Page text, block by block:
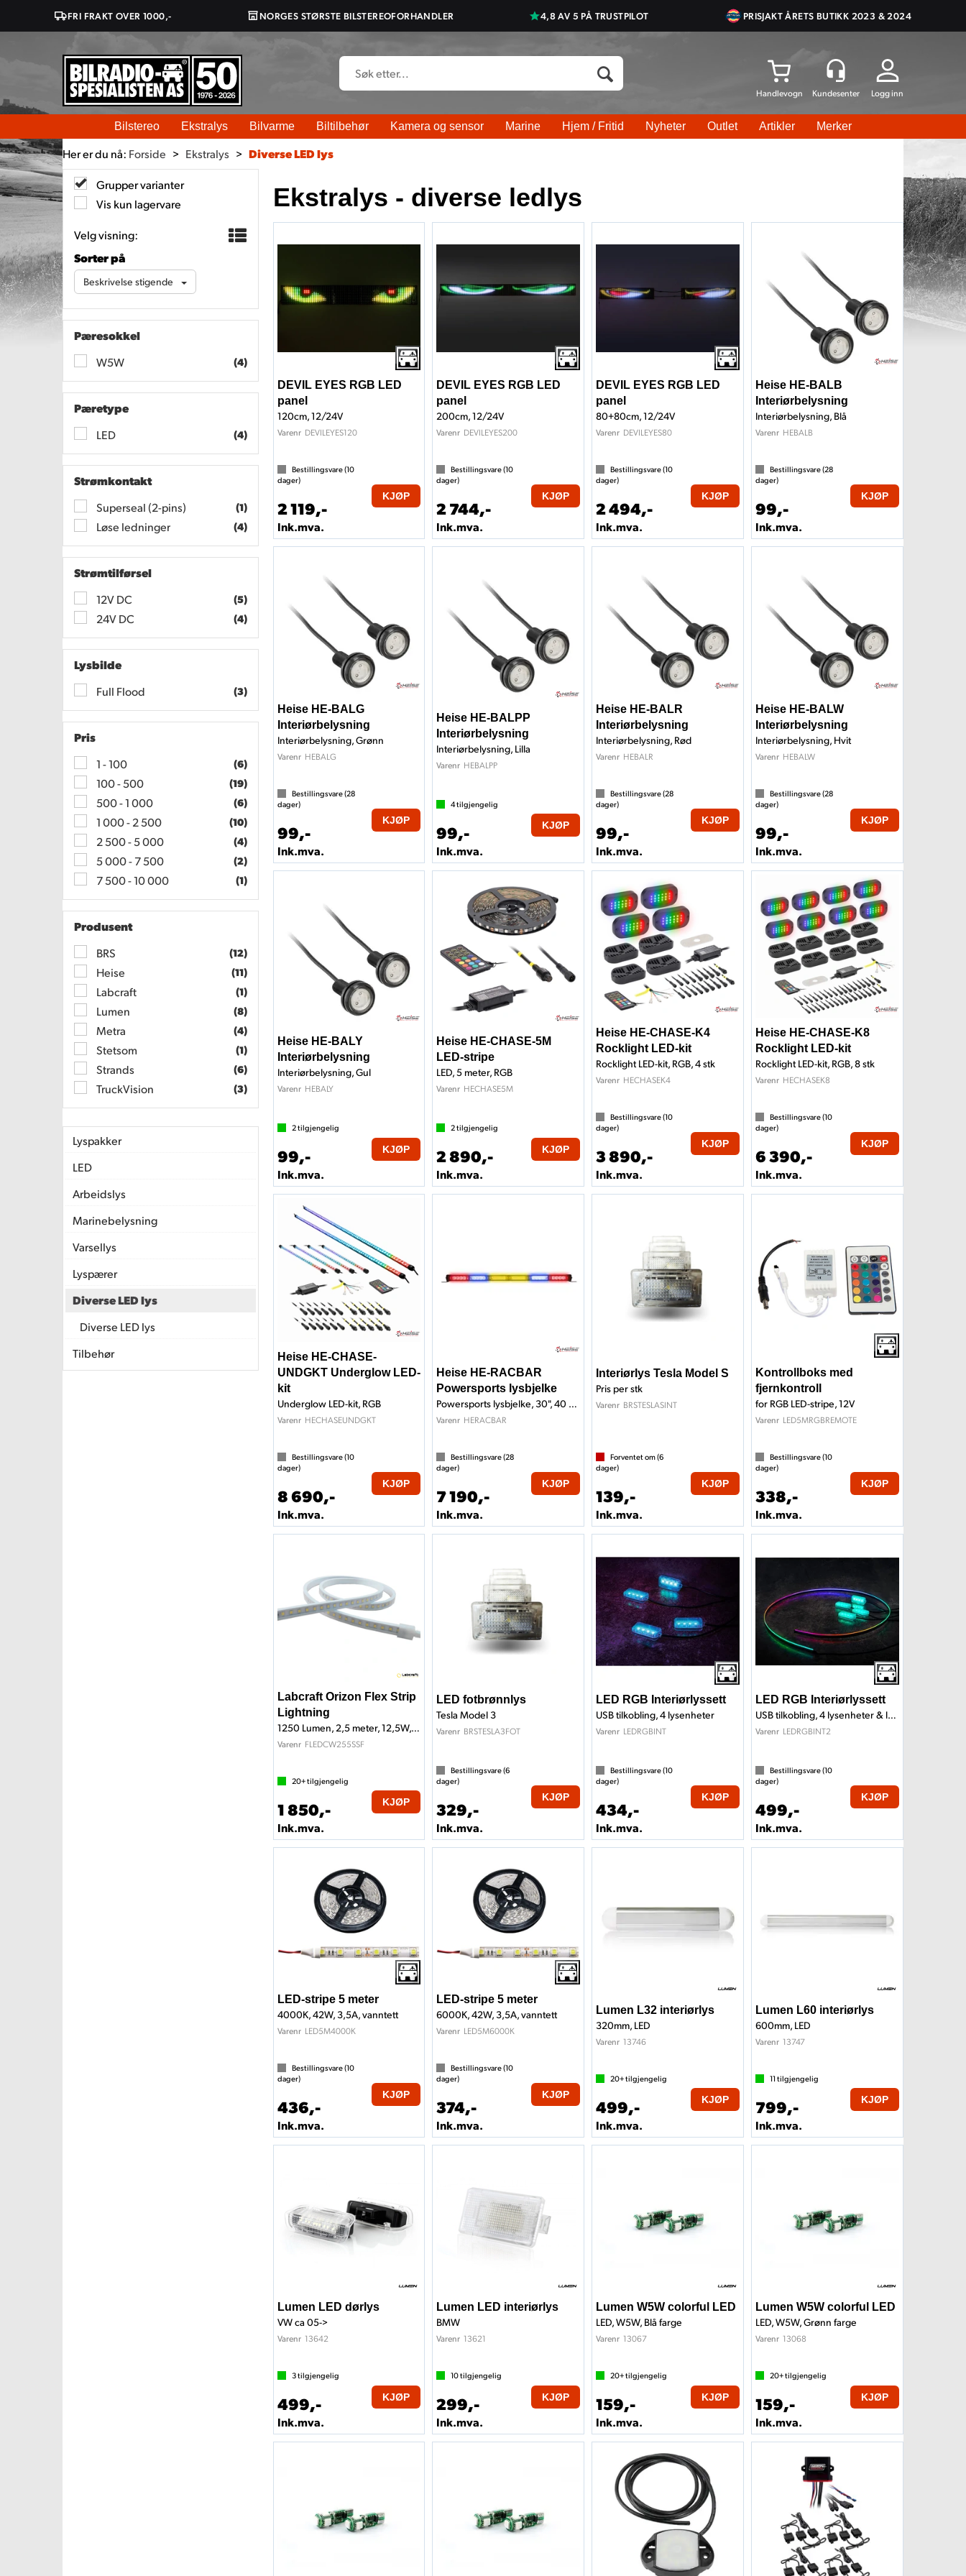
FRI FRAKT OVER 1000,- NORGES STØRSTE BILSTEREOFORHANDLER 4,8 AV 5 PÅ TRUSTPILOT PRISJAKT ÅRETS BUTIKK 2023 & 2024
Logg inn
Bilstereo Ekstralys Bilvarme Biltilbehør Kamera og sensor Marine Hjem / Fritid Nyheter Outlet Artikler Merker
Her er du nå: Forside > Ekstralys > Diverse LED lys
Grupper varianter
Vis kun lagervare
Velg visning:
Sorter på
Beskrivelse stigende
Pæresokkel
W5W
(4)
Pæretype
LED
(4)
Strømkontakt
Superseal (2-pins)
(1)
Løse ledninger (4)
Strømtilførsel
12V DC
(5)
24V DC (4)
Lysbilde
Full Flood
(3)
Pris
1 - 100
(6)
100 - 500 (19)
500 - 1 000 (6)
1 000 - 2 500 (10)
2 500 - 5 000 (4)
5 000 - 7 500 (2)
7 500 - 10 000 (1)
Produsent
BRS
(12)
Heise (11)
Labcraft (1)
Lumen (8)
Metra (4)
Stetsom (1)
Strands (6)
TruckVision (3)
Lyspakker
LED
Arbeidslys
Marinebelysning
Varsellys
Lyspærer
Diverse LED lys
Diverse LED lys
Tilbehør
Ekstralys - diverse ledlys
DEVIL EYES RGB LED
panel
120cm, 12/24V
Varenr DEVILEYES120
Bestillingsvare (10
dager)
2 119,-
Ink.mva.
KJØP
DEVIL EYES RGB LED
panel
200cm, 12/24V
Varenr DEVILEYES200
Bestillingsvare (10
dager)
2 744,-
Ink.mva.
KJØP
DEVIL EYES RGB LED
panel
80+80cm, 12/24V
Varenr DEVILEYES80
Bestillingsvare (10
dager)
2 494,-
Ink.mva.
KJØP
Heise HE-BALB
Interiørbelysning
Interiørbelysning, Blå
Varenr HEBALB
Bestillingsvare (28
dager)
99,-
Ink.mva.
KJØP
Heise HE-BALG
Interiørbelysning
Interiørbelysning, Grønn
Varenr HEBALG
Bestillingsvare (28
dager)
99,-
Ink.mva.
KJØP
Heise HE-BALPP
Interiørbelysning
Interiørbelysning, Lilla
Varenr HEBALPP
4tilgjengelig
99,-
Ink.mva.
KJØP
Heise HE-BALR
Interiørbelysning
Interiørbelysning, Rød
Varenr HEBALR
Bestillingsvare (28
dager)
99,-
Ink.mva.
KJØP
Heise HE-BALW
Interiørbelysning
Interiørbelysning, Hvit
Varenr HEBALW
Bestillingsvare (28
dager)
99,-
Ink.mva.
KJØP
Heise HE-BALY
Interiørbelysning
Interiørbelysning, Gul
Varenr HEBALY
2tilgjengelig
99,-
Ink.mva.
KJØP
Heise HE-CHASE-5M
LED-stripe
LED, 5 meter, RGB
Varenr HECHASE5M
2tilgjengelig
2 890,-
Ink.mva.
KJØP
Heise HE-CHASE-K4
Rocklight LED-kit
Rocklight LED-kit, RGB, 4 stk
Varenr HECHASEK4
Bestillingsvare (10
dager)
3 890,-
Ink.mva.
KJØP
Heise HE-CHASE-K8
Rocklight LED-kit
Rocklight LED-kit, RGB, 8 stk
Varenr HECHASEK8
Bestillingsvare (10
dager)
6 390,-
Ink.mva.
KJØP
Heise HE-CHASE-
UNDGKT Underglow LED-
kit
Underglow LED-kit, RGB
Varenr HECHASEUNDGKT
Bestillingsvare (10
dager)
8 690,-
Ink.mva.
KJØP
Heise HE-RACBAR
Powersports lysbjelke
Powersports lysbjelke, 30", 40 Led
Varenr HERACBAR
Bestillingsvare (28
dager)
7 190,-
Ink.mva.
KJØP
Interiørlys Tesla Model S
Pris per stk
Varenr BRSTESLASINT
Forventet om (6
dager)
139,-
Ink.mva.
KJØP
Kontrollboks med
fjernkontroll
for RGB LED-stripe, 12V
Varenr LED5MRGBREMOTE
Bestillingsvare (10
dager)
338,-
Ink.mva.
KJØP
Labcraft Orizon Flex Strip
Lightning
1250 Lumen, 2,5 meter, 12,5W, 12V
Varenr FLEDCW255SSF
20+tilgjengelig
1 850,-
Ink.mva.
KJØP
LED fotbrønnlys
Tesla Model 3
Varenr BRSTESLA3FOT
Bestillingsvare (6
dager)
329,-
Ink.mva.
KJØP
LED RGB Interiørlyssett
USB tilkobling, 4 lysenheter
Varenr LEDRGBINT
Bestillingsvare (10
dager)
434,-
Ink.mva.
KJØP
LED RGB Interiørlyssett
USB tilkobling, 4 lysenheter & lysstripe
Varenr LEDRGBINT2
Bestillingsvare (10
dager)
499,-
Ink.mva.
KJØP
LED-stripe 5 meter
4000K, 42W, 3,5A, vanntett
Varenr LED5M4000K
Bestillingsvare (10
dager)
436,-
Ink.mva.
KJØP
LED-stripe 5 meter
6000K, 42W, 3,5A, vanntett
Varenr LED5M6000K
Bestillingsvare (10
dager)
374,-
Ink.mva.
KJØP
Lumen L32 interiørlys
320mm, LED
Varenr 13746
20+tilgjengelig
499,-
Ink.mva.
KJØP
Lumen L60 interiørlys
600mm, LED
Varenr 13747
11tilgjengelig
799,-
Ink.mva.
KJØP
Lumen LED dørlys
VW ca 05->
Varenr 13642
3tilgjengelig
499,-
Ink.mva.
KJØP
Lumen LED interiørlys
BMW
Varenr 13621
10tilgjengelig
299,-
Ink.mva.
KJØP
Lumen W5W colorful LED
LED, W5W, Blå farge
Varenr 13067
20+tilgjengelig
159,-
Ink.mva.
KJØP
Lumen W5W colorful LED
LED, W5W, Grønn farge
Varenr 13068
20+tilgjengelig
159,-
Ink.mva.
KJØP